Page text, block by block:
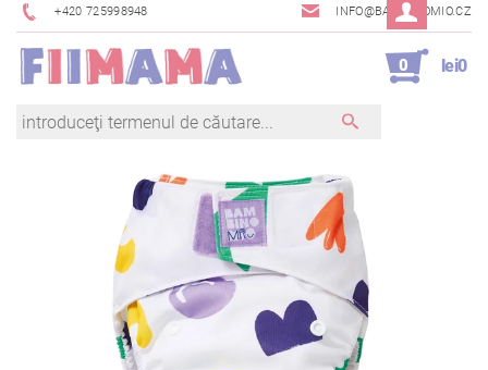
+420 725998948 INFO@BAMBINOMIO.CZ
0 lei0